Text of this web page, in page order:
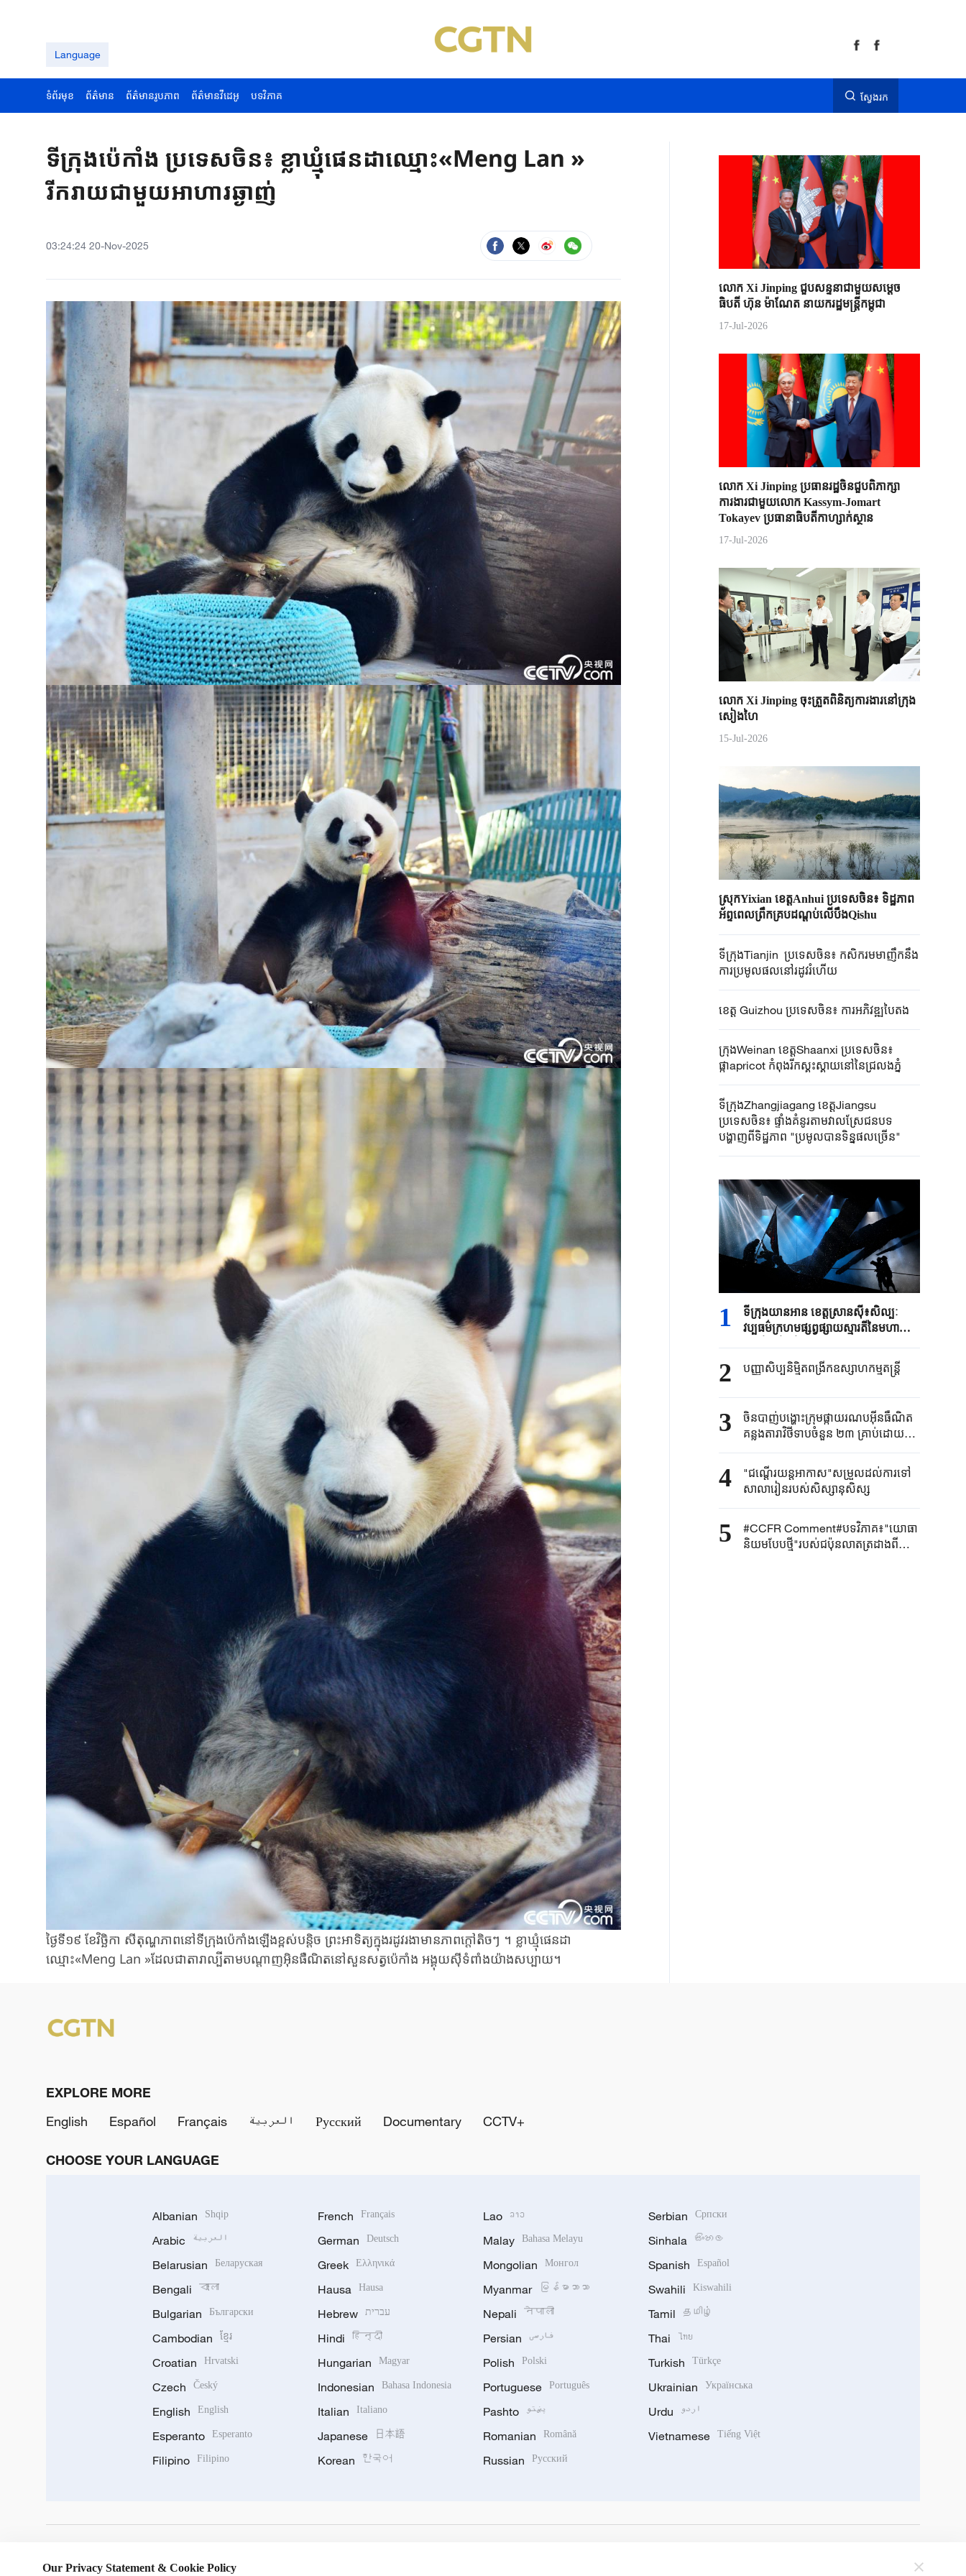
Language
ទំព័រមុខ ព័ត៌មាន ព័ត៌មានរូបភាព ព័ត៌មានវីដេអូ បទវិភាគ ស្វែងរក
ទីក្រុងប៉េកាំង ប្រទេសចិន៖ ខ្លាឃ្មុំផេនដាឈ្មោះ«Meng Lan »
រីករាយជាមួយអាហារឆ្ងាញ់
03:24:24 20-Nov-2025
ថ្ងៃទី១៩ ខែវិច្ឆិកា សីតុណ្ហភាពនៅទីក្រុងប៉េកាំងឡើងខ្ពស់បន្តិច ព្រះអាទិត្យក្នុងរដូវរងាមានភាពក្តៅតិចៗ ។ ខ្លាឃ្មុំផេនដា
ឈ្មោះ«Meng Lan »ដែលជាតារាល្បីតាមបណ្តាញអ៊ិនធឺណិតនៅសួនសត្វប៉េកាំង អង្គុយស៊ីទំពាំងយ៉ាងសប្បាយ។
លោក Xi Jinping ជួបសន្ទនាជាមួយសម្តេច
ធិបតី ហ៊ុន ម៉ាណែត នាយករដ្ឋមន្ត្រីកម្ពុជា
17-Jul-2026
លោក Xi Jinping ប្រធានរដ្ឋចិន​ជួបពិភាក្សា​
ការងារជាមួយ​លោក Kassym-Jomart ​
Tokayev ​ប្រធានាធិបតី​កាហ្សាក់ស្ថាន​
17-Jul-2026
លោក Xi Jinping ចុះត្រួតពិនិត្យការងារនៅក្រុង
សៀងហៃ
15-Jul-2026
ស្រុកYixian ខេត្តAnhui ប្រទេសចិន៖ ទិដ្ឋភាព
អ័ព្ទពេលព្រឹកគ្របដណ្តប់លើបឹងQishu
ទីក្រុងTianjin ប្រទេសចិន៖ កសិករមមាញឹកនឹង
ការប្រមូល​ផលនៅរដូវរំហើយ
ខេត្ត Guizhou ប្រទេសចិន៖ ការអភិវឌ្ឍបៃតង
ក្រុងWeinan ខេត្ត‌Shaanxi ប្រទេសចិន៖
ផ្កាapricot កំពុងរីកស្គុះស្គាយនៅនៃជ្រលងភ្នំ
ទីក្រុងZhangjiagang ខេត្តJiangsu
ប្រទេសចិន៖ ផ្ទាំងគំនូរតាមវាលស្រែជនបទ
បង្ហាញពីទិដ្ឋភាព "ប្រមូលបានទិន្នផលច្រើន"
1
ទីក្រុង​យានអាន ​ខេត្តស្រានស៊ី៖​សិល្បៈ
វប្បធម៌ក្រហម​ផ្សព្វផ្សាយស្មារតីនៃ​មហា
2 បញ្ញាសិប្បនិម្មិត​ពង្រីក​​ឧស្សាហកម្ម​តន្ត្រី​
3
ចិនបាញ់បង្ហោះ​ក្រុម​ផ្កាយរណប​​អ៊ីនធឺណិត​
គន្លងតារាវិថីទាប​ចំនួន ២៣ គ្រាប់ដោយ​
ជោគជ័យ​
4
"ជណ្តើរយន្ត​អាកាស"​សម្រួលដល់ការទៅ​
សាលារៀន​របស់​សិស្សានុសិស្ស​​
5
#CCFR Comment#បទវិភាគ៖"យោធា
និយមបែបថ្មី"របស់ជប៉ុនលាតត្រដាងពី
EXPLORE MORE
English
Español Français العربية Русский Documentary CCTV+
CHOOSE YOUR LANGUAGE
Albanian Shqip
Arabic العربية
Belarusian Беларуская
Bengali বাংলা
Bulgarian Български
Cambodian ខ្មែរ
Croatian Hrvatski
Czech Český
English English
Esperanto Esperanto
Filipino Filipino
French Français
German Deutsch
Greek Ελληνικά
Hausa Hausa
Hebrew עברית
Hindi हिन्दी
Hungarian Magyar
Indonesian Bahasa Indonesia
Italian Italiano
Japanese 日本語
Korean 한국어
Lao ລາວ
Malay Bahasa Melayu
Mongolian Монгол
Myanmar မြန်မာဘာသာ
Nepali नेपाली
Persian فارسی
Polish Polski
Portuguese Português
Pashto پښتو
Romanian Română
Russian Русский
Serbian Српски
Sinhala සිංහල
Spanish Español
Swahili Kiswahili
Tamil தமிழ்
Thai ไทย
Turkish Türkçe
Ukrainian Українська
Urdu اردو
Vietnamese Tiếng Việt
Our Privacy Statement & Cookie Policy